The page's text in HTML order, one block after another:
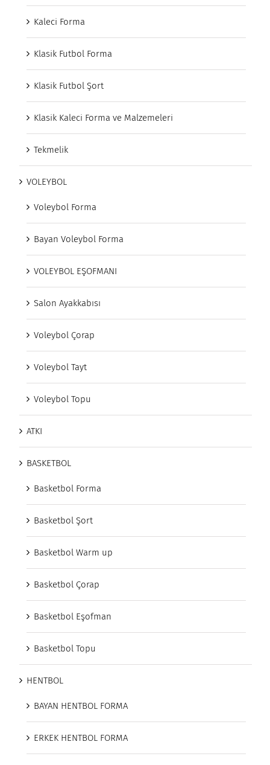
Kaleci Forma
Klasik Futbol Forma
Klasik Futbol Şort
Klasik Kaleci Forma ve Malzemeleri
Tekmelik
VOLEYBOL
Voleybol Forma
Bayan Voleybol Forma
VOLEYBOL EŞOFMANI
Salon Ayakkabısı
Voleybol Çorap
Voleybol Tayt
Voleybol Topu
ATKI
BASKETBOL
Basketbol Forma
Basketbol Şort
Basketbol Warm up
Basketbol Çorap
Basketbol Eşofman
Basketbol Topu
HENTBOL
BAYAN HENTBOL FORMA
ERKEK HENTBOL FORMA